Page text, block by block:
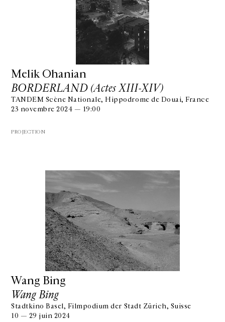
Melik Ohanian
BORDERLAND (Actes XIII-XIV)
TANDEM Scène Nationale, Hippodrome de Douai, France
23 novembre 2024 — 19:00
PROJECTION
Wang Bing
Wang Bing
Stadtkino Basel, Filmpodium der Stadt Zürich, Suisse
10 — 29 juin 2024